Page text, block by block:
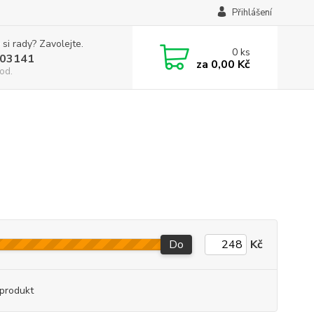
Přihlášení
rady? Zavolejte.
0ks
za 0,00 Kč
Do Kč